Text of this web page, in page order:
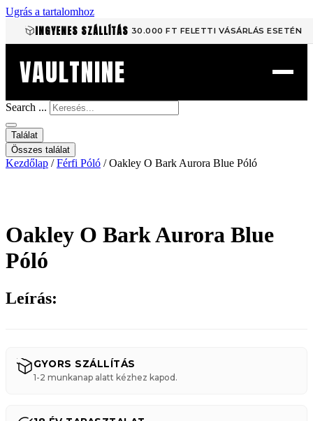
Ugrás a tartalomhoz
INGYENES SZÁLLÍTÁS 30.000 FT FELETTI VÁSÁRLÁS ESETÉN
VAULTNINE
Search ...
Találat
Összes találat
Kezdőlap /Férfi Póló / Oakley O Bark Aurora Blue Póló
Oakley O Bark Aurora Blue
Póló
Leírás:
GYORS SZÁLLÍTÁS
1-2 munkanap alatt kézhez kapod.